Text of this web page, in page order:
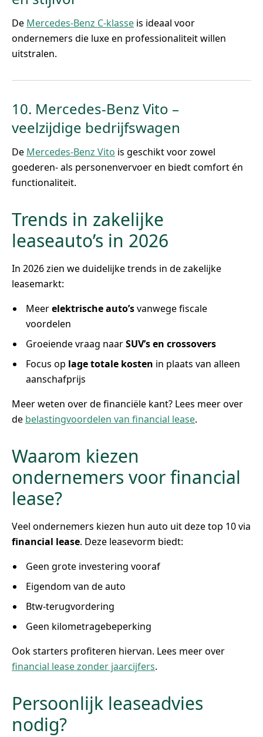
De Mercedes-Benz C-klasse is ideaal voor
ondernemers die luxe en professionaliteit willen
uitstralen.
10. Mercedes-Benz Vito –
veelzijdige bedrijfswagen
De Mercedes-Benz Vito is geschikt voor zowel
goederen- als personenvervoer en biedt comfort én
functionaliteit.
Trends in zakelijke
leaseauto’s in 2026
In 2026 zien we duidelijke trends in de zakelijke
leasemarkt:
Meerelektrische auto’svanwege fiscale
voordelen
Groeiende vraag naarSUV’s en crossovers
Focus op lage totale kosten in plaats van alleen
aanschafprijs
Meer weten over de financiële kant? Lees meer over
de belastingvoordelen van financial lease.
Waarom kiezen
ondernemers voor financial
lease?
Veel ondernemers kiezen hun auto uit deze top 10 via
financial lease. Deze leasevorm biedt:
Geen grote investering vooraf
Eigendom van de auto
Btw-terugvordering
Geen kilometragebeperking
Ook starters profiteren hiervan. Lees meer over
financial lease zonder jaarcijfers.
Persoonlijk leaseadvies
nodig?